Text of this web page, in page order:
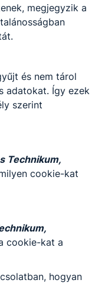
megjegyzik a
és nem tárol
adatokat. Így ezek
szerint
Technikum,
cookie-kat
cookie-kat a
hogyan